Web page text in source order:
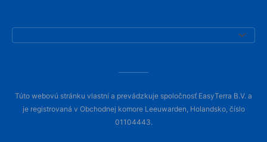
Túto webovú stránku vlastní a prevádzkuje spoločnosť EasyTerra B.V. a
je registrovaná v Obchodnej komore Leeuwarden, Holandsko, číslo
01104443.